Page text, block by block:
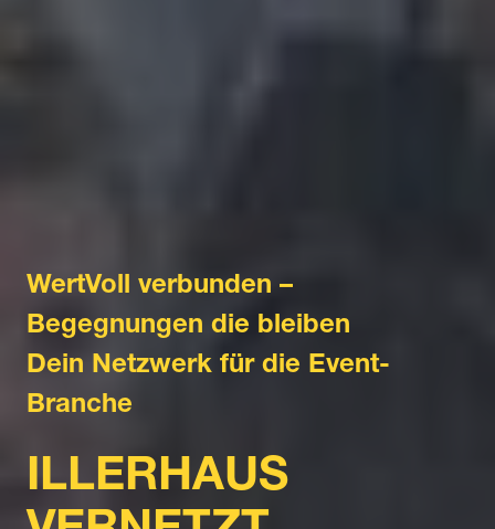
WertVoll verbunden –
Begegnungen die bleiben
Dein Netzwerk für die Event-
Branche
ILLERHAUS